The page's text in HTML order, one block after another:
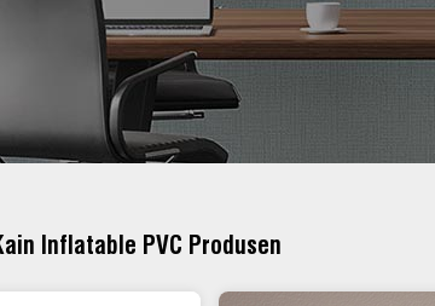
Inflatable PVC Produsen